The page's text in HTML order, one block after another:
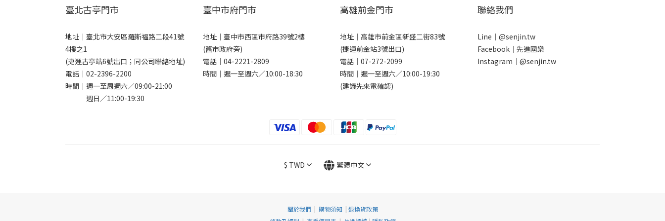
臺北古亭門市
地址｜ 臺北市大安區羅斯福路二段41號
4樓之1
(捷運古亭站6號出口；同公司聯絡地址)
電話｜ 02-2396-2200
時間｜週一至周週六／09:00-21:00
週日／11:00-19:30
臺中市府門市
地址｜ 臺中市西區市府路39號2樓
(舊市政府旁)
電話｜ 04-2221-2809
時間｜週一至週六／10:00-18:30
高雄前金門市
地址｜ 高雄市前金區新盛二街83號
(捷運前金站3號出口)
電話｜ 07-272-2099
時間｜週一至週六／10:00-19:30
(建議先來電確認)
聯絡我們
Line｜ @senjin.tw
Facebook｜ 先進國樂
Instagram｜ @senjin.tw
$ TWD 繁體中文
關於我們| 購物須知 | 退換貨政策